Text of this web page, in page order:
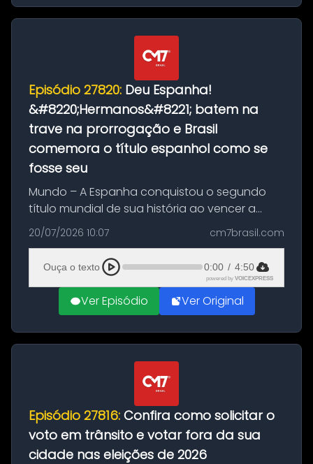
Episódio 27820: Deu Espanha!
&#8220;Hermanos&#8221; batem na
trave na prorrogação e Brasil
comemora o título espanhol como se
fosse seu
Mundo – A Espanha conquistou o segundo
título mundial de sua história ao vencer a
Argentina por 1 a 0, neste domingo (19), na
decisão da Copa do Mundo de 2026. Depois
de um duelo sem gols durante o te...
20/07/2026 10:07 cm7brasil.com
Ouça o texto 0:00 / 4:50
powered by VOICEXPRESS
Ver Episódio Ver Original
Episódio 27816: Confira como solicitar o
voto em trânsito e votar fora da sua
cidade nas eleições de 2026